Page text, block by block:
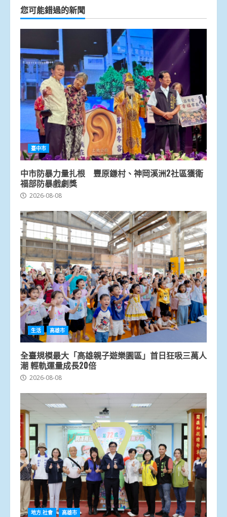
您可能錯過的新聞
臺中市
中市防暴力量扎根 豐原鎌村、神岡溪洲2社區獲衛
福部防暴戲劇獎
2026-08-08
生活 高雄市
全臺規模最大「高雄親子遊樂園區」首日狂吸三萬人
潮 輕軌運量成長20倍
2026-08-08
地方.社會 高雄市